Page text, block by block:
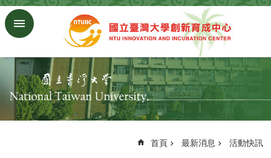
跳到主要內容區塊
搜
回
首
頁
首頁 最新消息 活動快訊